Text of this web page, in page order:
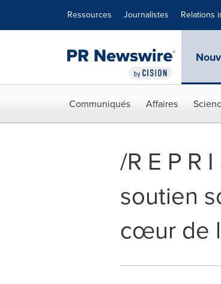
Ressources Journalistes Relations
Communiqués Affaires
/R E P R
soutien
cœur de